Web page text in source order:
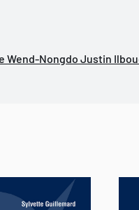
Wend-Nongdo Justin